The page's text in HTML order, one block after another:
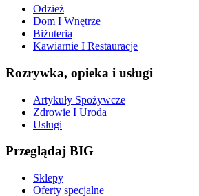
Odzież
Dom I Wnętrze
Biżuteria
Kawiarnie I Restauracje
Rozrywka, opieka i usługi
Artykuły Spożywcze
Zdrowie I Uroda
Usługi
Przeglądaj BIG
Sklepy
Oferty specjalne